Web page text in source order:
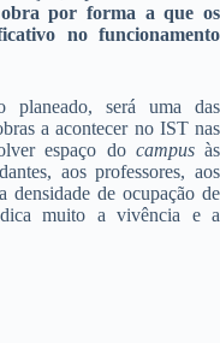
por forma a que os
no funcionamento
planeado, será uma das
a acontecer no IST nas
espaço do campus às
aos professores, aos
densidade de ocupação de
muito a vivência e a